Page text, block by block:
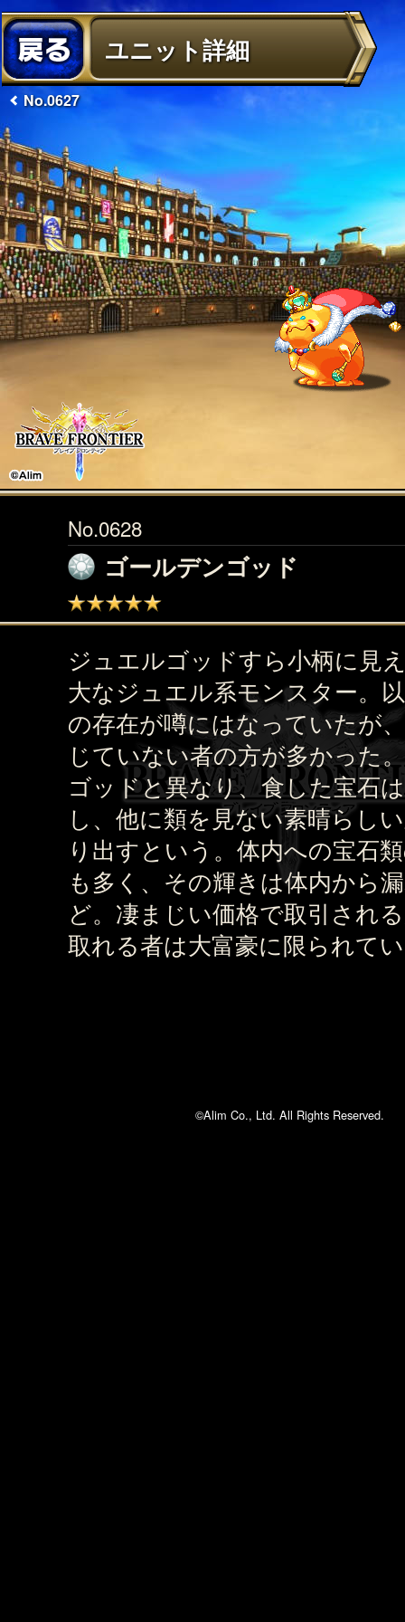
ユニット詳細
No.0627
No.0628
ゴールデンゴッド
ジュエルゴッドすら小柄に見
大なジュエル系モンスター。
の存在が噂にはなっていたが
じていない者の方が多かった
ゴッドと異なり、食した宝石
し、他に類を見ない素晴らし
り出すという。体内への宝石
も多く、その輝きは体内から
ど。凄まじい価格で取引され
取れる者は大富豪に限られて
©Alim Co., Ltd. All Rights Reserved.